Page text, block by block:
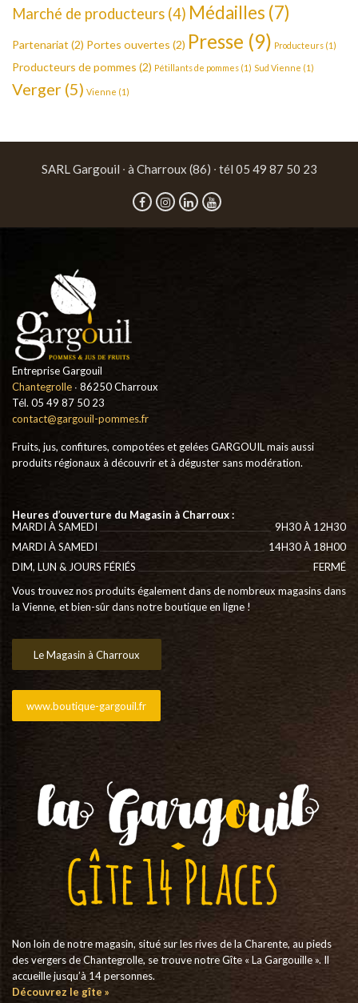
Marché de producteurs (4) Médailles (7)
Partenariat(2) Portes ouvertes (2) Presse (9) Producteurs (1)
Producteurs de pommes (2) Pétillants de pommes (1) Sud Vienne (1)
Verger (5) Vienne (1)
SARL Gargouil ∙ à Charroux (86) ∙ tél 05 49 87 50 23
Entreprise Gargouil
Chantegrolle ∙ 86250 Charroux
Tél. 05 49 87 50 23
contact@gargouil-pommes.fr
Fruits, jus, confitures, compotées et gelées GARGOUIL mais aussi
produits régionaux à découvrir et à déguster sans modération.
Heures d’ouverture du Magasin à Charroux :
MARDI À SAMEDI
9H30 À 12H30
MARDI À SAMEDI
14H30 À 18H00
DIM, LUN & JOURS FÉRIÉS
FERMÉ
Vous trouvez nos produits également dans de nombreux magasins dans
la Vienne, et bien-sûr dans notre boutique en ligne !
Le Magasin à Charroux
www.boutique-gargouil.fr
Non loin de notre magasin, situé sur les rives de la Charente, au pieds
des vergers de Chantegrolle, se trouve notre Gîte « La Gargouille ». Il
accueille jusqu’à 14 personnes.
Découvrez le gîte »